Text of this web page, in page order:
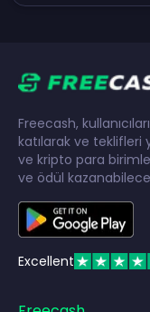
Freecash,
katılarak ve teklifleri
ve kripto para
ve ödül
Excellent